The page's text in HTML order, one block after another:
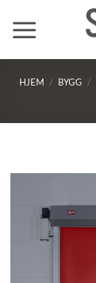
HJEM / BYGG /